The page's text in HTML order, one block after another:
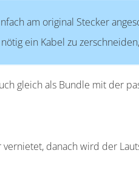
am original Stecker
ein Kabel zu
gleich als Bundle mit der
danach wird der